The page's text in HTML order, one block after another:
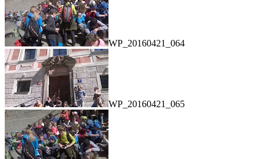
WP_20160421_064
WP_20160421_065